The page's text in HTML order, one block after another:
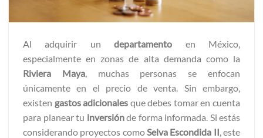
Al adquirir undepartamento en México,
especialmente en zonas de alta demanda como la
Riviera Maya, muchas personas se enfocan
únicamente en el precio de venta. Sin embargo,
existen gastos adicionales que debes tomar en cuenta
para planear tu inversiónde forma informada. Si estás
considerando proyectos como Selva Escondida II , este